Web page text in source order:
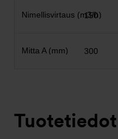
150
300
Tuotetiedot